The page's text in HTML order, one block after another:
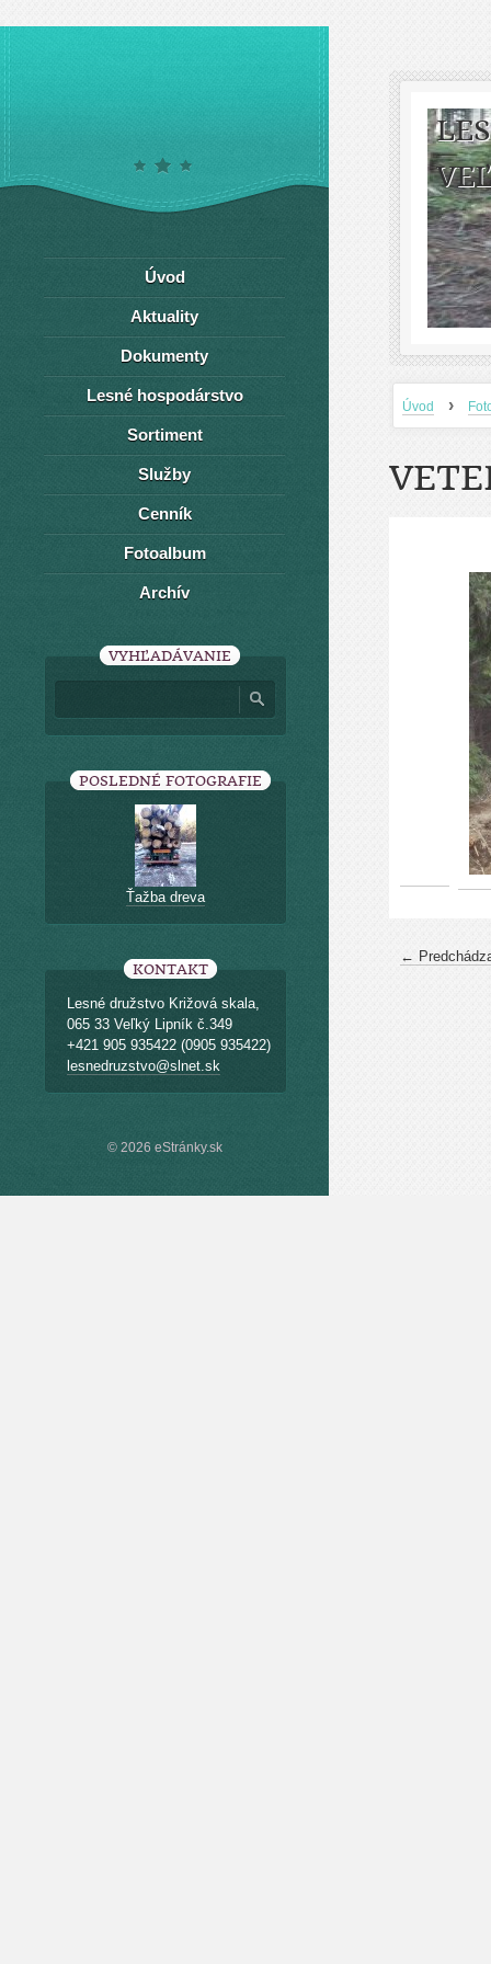
Úvod ›
←
Úvod
Aktuality
Dokumenty
Lesné hospodárstvo
Sortiment
Služby
Cenník
Fotoalbum
Archív
VYHĽADÁVANIE
POSLEDNÉ FOTOGRAFIE
Ťažba dreva
KONTAKT
Lesné družstvo Križová skala,
065 33 Veľký Lipník č.349
+421 905 935422 (0905 935422)
lesnedruzstvo@slnet.sk
© 2026 eStránky.sk